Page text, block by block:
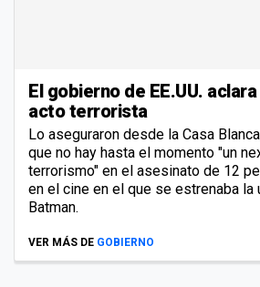
El gobierno de EE.UU.
acto terrorista
Lo aseguraron desde la Casa
que no hay hasta el momento "un
terrorismo" en el asesinato de 12
en el cine en el que se estrenaba la
Batman.
VER MÁS DE GOBIERNO